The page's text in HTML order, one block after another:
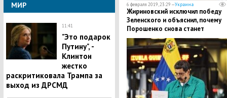
МИР
11:41
"Это подарок
Путину", -
Клинтон
жестко
раскритиковала Трампа за
выход из ДРСМД
6 февраля 2019, 23:29 —Украина
Жириновский исключил победу
Зеленского и объяснил, почему
Порошенко снова станет
президентом Украины